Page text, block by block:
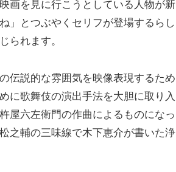
画を見に行こうとしている人物が新
」とつぶやくセリフが登場するらし
られます。
伝説的な雰囲気を映像表現するため
に歌舞伎の演出手法を大胆に取り入
屋六左衛門の作曲によるものになっ
之輔の三味線で木下恵介が書いた浄